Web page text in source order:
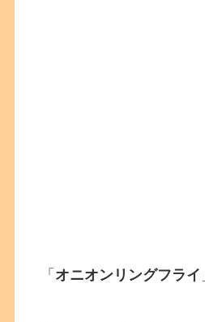
「 オニオンリングフライ